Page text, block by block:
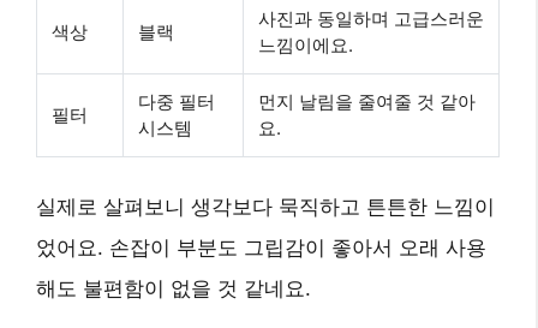
색상 블랙
사진과 동일하며 고급스러운
느낌이에요.
필터
다중 필터
시스템
먼지 날림을 줄여줄 것 같아
요.
실제로 살펴보니 생각보다 묵직하고 튼튼한 느낌이
었어요. 손잡이 부분도 그립감이 좋아서 오래 사용
해도 불편함이 없을 것 같네요.